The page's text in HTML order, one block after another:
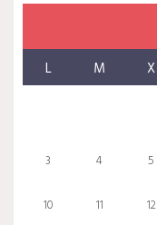
L M X
3 4 5
10 11 12